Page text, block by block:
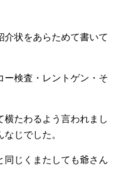
介状をあらためて書いて
ー検査・レントゲン・そ
横たわるよう言われまし
じでした。
同じくまたしても爺さん